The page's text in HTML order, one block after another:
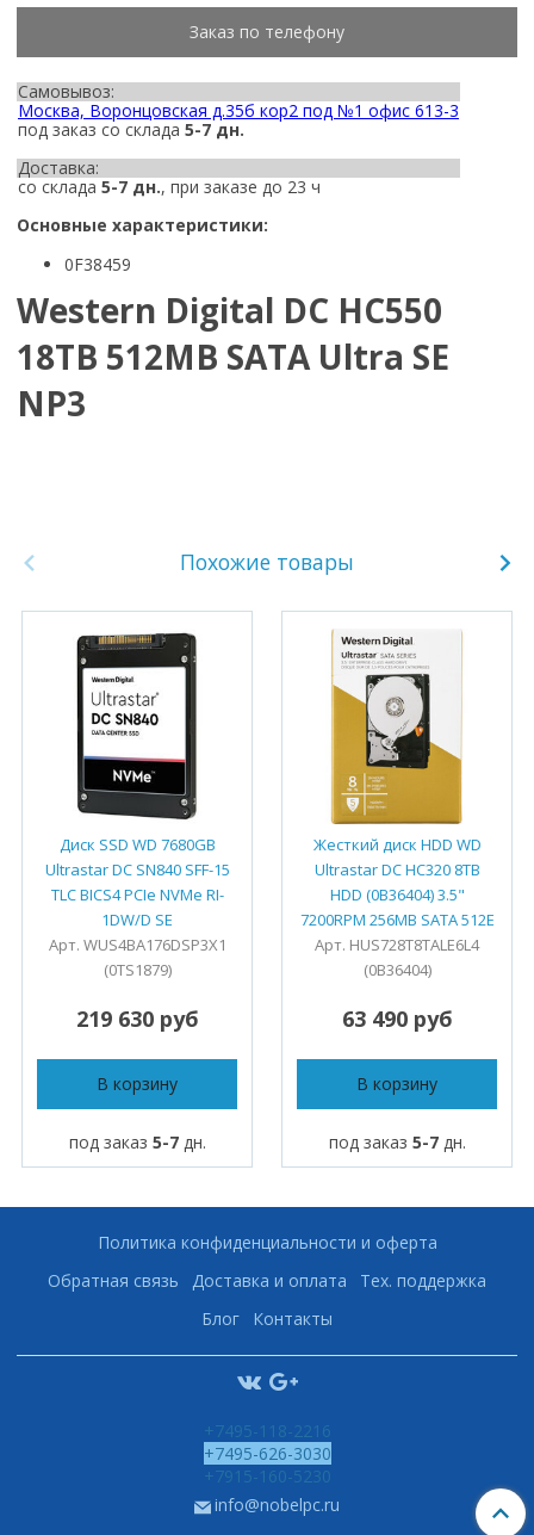
Заказ по телефону
Самовывоз:
Москва, Воронцовская д.35б кор2 под №1 офис 613-3
под заказ со склада 5-7 дн.
Доставка:
со склада 5-7 дн., при заказе до 23 ч
Основные характеристики:
0F38459
Western Digital DC HC550
18TB 512MB SATA Ultra SE
NP3
Похожие товары
Диск SSD WD 7680GB
Ultrastar DC SN840 SFF-15
TLC BICS4 PCIe NVMe RI-
1DW/D SE
Арт. WUS4BA176DSP3X1
(0TS1879)
219 630 руб
В корзину
под заказ 5-7дн.
Жесткий диск HDD WD
Ultrastar DC HC320 8TB
HDD (0B36404) 3.5"
7200RPM 256MB SATA 512E
Арт. HUS728T8TALE6L4
(0B36404)
63 490 руб
В корзину
под заказ 5-7дн.
Политика конфиденциальности и оферта
Обратная связь
Доставка и оплата
Тех. поддержка
Блог
Контакты
+7495-118-2216
+7495-626-3030
+7915-160-5230
info@nobelpc.ru